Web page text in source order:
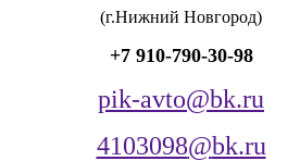
(г.Нижний Новгород)
+7 910-790-30-98
pik-avto@bk.ru
4103098@bk.ru